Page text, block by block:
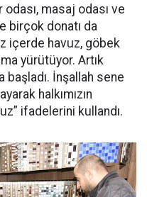
odası, masaj odası ve
birçok donatı da
içerde havuz, göbek
yürütüyor. Artık
başladı. İnşallah sene
halkımızın
ifadelerini kullandı.